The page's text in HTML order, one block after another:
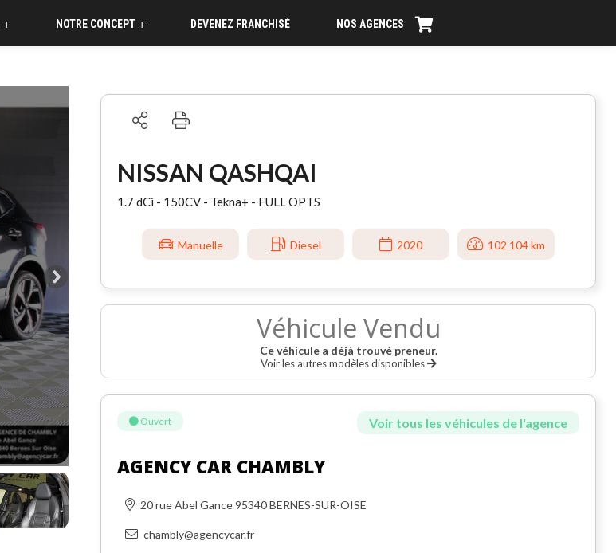
+ +
NOTRE CONCEPT DEVENEZ FRANCHISÉ NOS AGENCES
NISSAN QASHQAI
1.7 dCi - 150CV - Tekna+ - FULL OPTS
Manuelle Diesel 2020 102 104 km
Véhicule Vendu
Ce véhicule a déjà trouvé preneur.
Voir les autres modèles disponibles
Ouvert Voir tous les véhicules de l'agence
AGENCY CAR CHAMBLY
20 rue Abel Gance 95340 BERNES-SUR-OISE
chambly@agencycar.fr